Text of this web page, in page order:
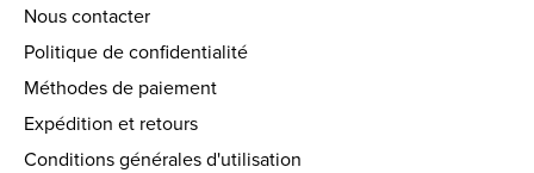
Nous contacter
Politique de confidentialité
Méthodes de paiement
Expédition et retours
Conditions générales d'utilisation